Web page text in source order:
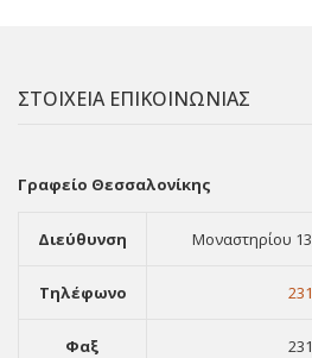
ΣΤΟΙΧΕΙΑ ΕΠΙΚΟΙΝΩΝΙΑΣ
Γραφείο Θεσσαλονίκης
Διεύθυνση Μοναστηρίου
Τηλέφωνο
Φαξ